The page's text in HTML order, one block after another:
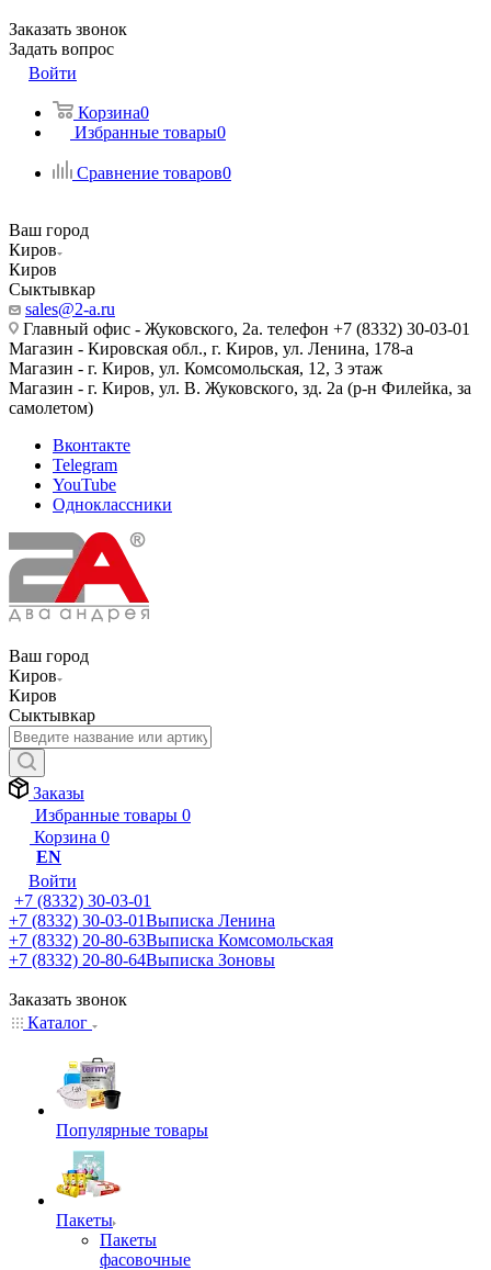
Заказать звонок
Задать вопрос
Войти
Корзина0
Избранные товары0
Сравнение товаров0
Ваш город
Киров
Киров
Сыктывкар
sales@2-a.ru
Главный офис - Жуковского, 2а. телефон +7 (8332) 30-03-01
Магазин - Кировская обл., г. Киров, ул. Ленина, 178-а
Магазин - г. Киров, ул. Комсомольская, 12, 3 этаж
Магазин - г. Киров, ул. В. Жуковского, зд. 2а (р-н Филейка, за
самолетом)
Вконтакте
Telegram
YouTube
Одноклассники
Ваш город
Киров
Киров
Сыктывкар
Заказы
Избранные товары 0
Корзина 0
EN
Войти
+7 (8332) 30-03-01
+7 (8332) 30-03-01Выписка Ленина
+7 (8332) 20-80-63Выписка Комсомольская
+7 (8332) 20-80-64Выписка Зоновы
Заказать звонок
Каталог
Популярные товары
Пакеты
Пакеты
фасовочные